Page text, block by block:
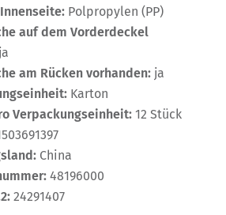
Polpropylen (PP)
auf dem Vorderdeckel
ja
am Rücken vorhanden: ja
Karton
Verpackungseinheit: 12 Stück
China
48196000
24291407